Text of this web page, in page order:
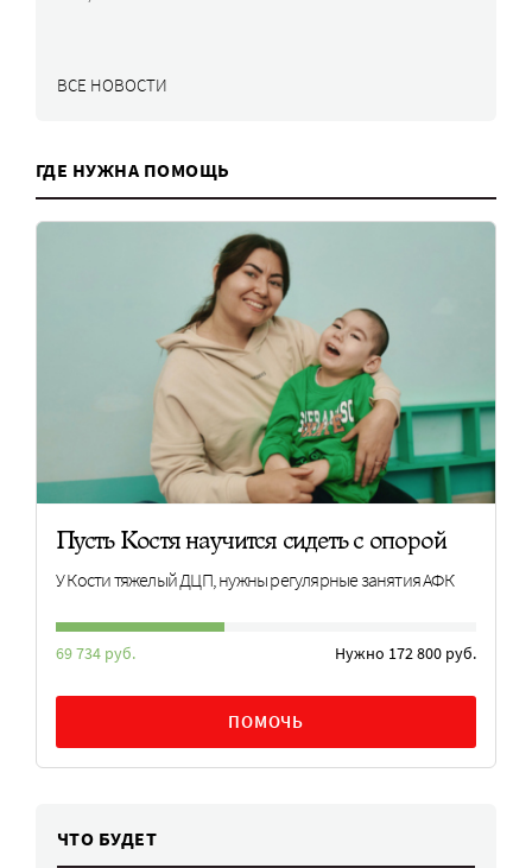
ВСЕ НОВОСТИ
ГДЕ НУЖНА ПОМОЩЬ
Пусть Костя научится сидеть с опорой
У Кости тяжелый ДЦП, нужны регулярные занятия АФК
69 734 руб. Нужно 172 800 руб.
ПОМОЧЬ
ЧТО БУДЕТ